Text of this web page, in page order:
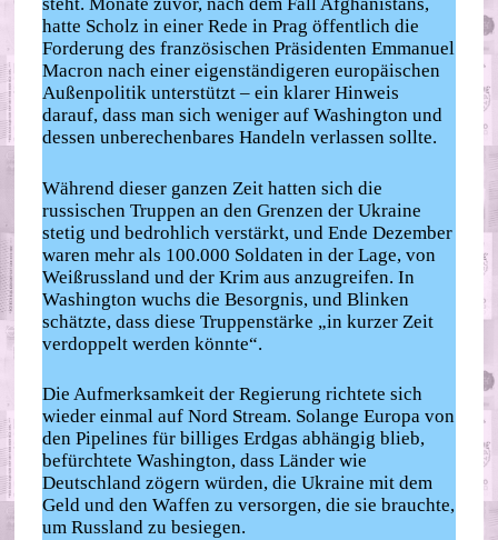
hatte Scholz in einer Rede in Prag öffentlich die
Forderung des französischen Präsidenten Emmanuel
Macron nach einer eigenständigeren europäischen
Außenpolitik unterstützt – ein klarer Hinweis
darauf, dass man sich weniger auf Washington und
dessen unberechenbares Handeln verlassen sollte.
Während dieser ganzen Zeit hatten sich die
russischen Truppen an den Grenzen der Ukraine
stetig und bedrohlich verstärkt, und Ende Dezember
waren mehr als 100.000 Soldaten in der Lage, von
Weißrussland und der Krim aus anzugreifen. In
Washington wuchs die Besorgnis, und Blinken
schätzte, dass diese Truppenstärke „in kurzer Zeit
verdoppelt werden könnte“.
Die Aufmerksamkeit der Regierung richtete sich
wieder einmal auf Nord Stream. Solange Europa von
den Pipelines für billiges Erdgas abhängig blieb,
befürchtete Washington, dass Länder wie
Deutschland zögern würden, die Ukraine mit dem
Geld und den Waffen zu versorgen, die sie brauchte,
um Russland zu besiegen.